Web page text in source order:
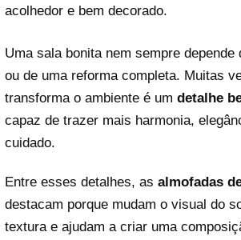
acolhedor e bem decorado.
Uma sala bonita nem sempre depende
ou de uma reforma completa. Muitas
transforma o ambiente é um detalhe
capaz de trazer mais harmonia,
cuidado.
Entre esses detalhes, as almofadas
destacam porque mudam o visual do
textura e ajudam a criar uma